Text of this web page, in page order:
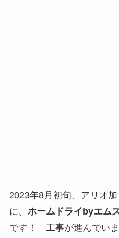
2023年8月初旬、アリオ
に、 ホームドライbyエム
です！ 工事が進んでい